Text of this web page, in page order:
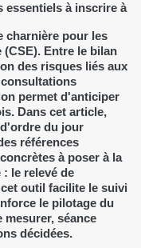
essentiels à inscrire à
charnière pour les
Entre le bilan
des risques liés aux
permet d'anticiper
Dans cet article,
du jour
références
à poser à la
le relevé de
outil facilite le suivi
le pilotage du
mesurer, séance
décidées.